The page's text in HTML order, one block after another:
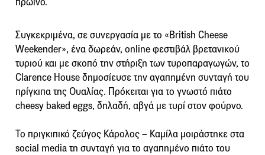
Συγκεκριμένα, σε συνεργασία με το «British Cheese
Weekender», ένα δωρεάν, online φεστιβάλ βρετανικού
τυριού και με σκοπό την στήριξη των τυροπαραγωγών, το
Clarence House δημοσίευσε την αγαπημένη συνταγή του
πρίγκιπα της Ουαλίας. Πρόκειται για το γνωστό πιάτο
cheesy baked eggs, δηλαδή, αβγά με τυρί στον φούρνο.
Το πριγκιπικό ζεύγος Κάρολος – Καμίλα μοιράστηκε στα
social media τη συνταγή για το αγαπημένο πιάτο του